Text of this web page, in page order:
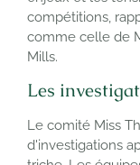
compétitions,
comme celle de
Mills.
Les
Le comité Miss
d'investigations